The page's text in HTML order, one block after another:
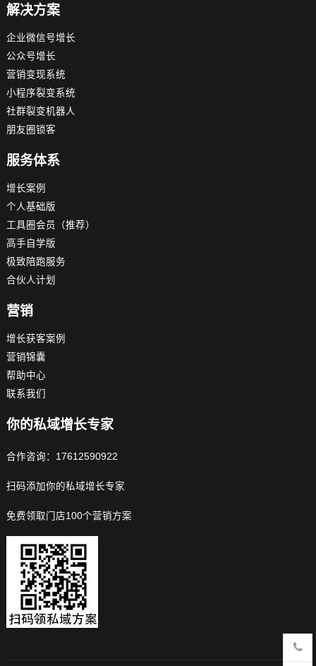
解决方案
企业微信号增长
公众号增长
营销变现系统
小程序裂变系统
社群裂变机器人
朋友圈锁客
服务体系
增长案例
个人基础版
工具圈会员（推荐）
高手自学版
极致陪跑服务
合伙人计划
营销
增长获客案例
营销锦囊
帮助中心
联系我们
你的私域增长专家
合作咨询：17612590922
扫码添加你的私域增长专家
免费领取门店100个营销方案